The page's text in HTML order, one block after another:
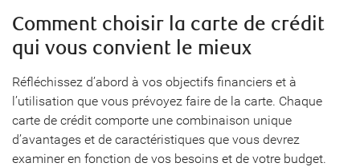
Comment choisir la carte de crédit
qui vous convient le mieux
Réfléchissez d’abord à vos objectifs financiers et à
l’utilisation que vous prévoyez faire de la carte. Chaque
carte de crédit comporte une combinaison unique
d’avantages et de caractéristiques que vous devrez
examiner en fonction de vos besoins et de votre budget.